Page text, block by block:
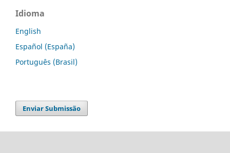
Idioma
English
Español (España)
Português (Brasil)
Enviar Submissão